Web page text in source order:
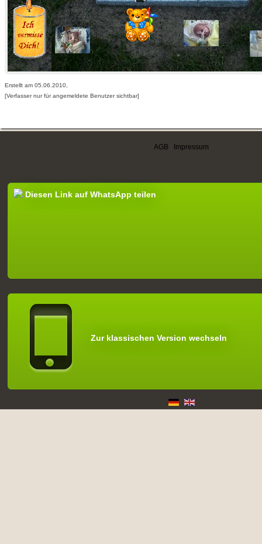
Erstellt am 05.06.2010,
[Verfasser nur für angemeldete Benutzer sichtbar]
AGB Impressum
Diesen Link auf WhatsApp teilen
Zur klassischen Version wechseln